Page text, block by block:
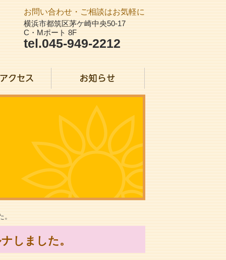
お問い合わせ・ご相談はお気軽に
横浜市都筑区茅ケ崎中央50-17
C・Mポート 8F
tel.045-949-2212
。
しました。